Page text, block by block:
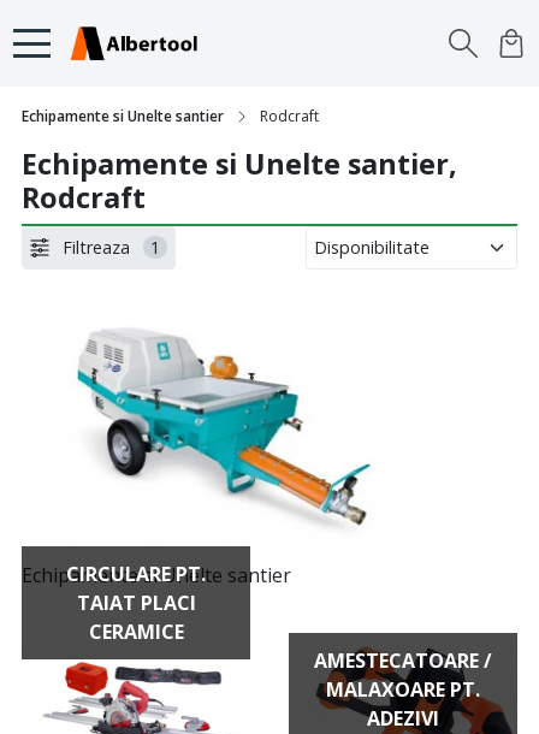
Echipamente si Unelte santier Rodcraft
Echipamente si Unelte santier,
Rodcraft
Filtreaza 1
Echipamente si Unelte santier
CIRCULARE PT.
TAIAT PLACI
CERAMICE
AMESTECATOARE /
MALAXOARE PT.
ADEZIVI